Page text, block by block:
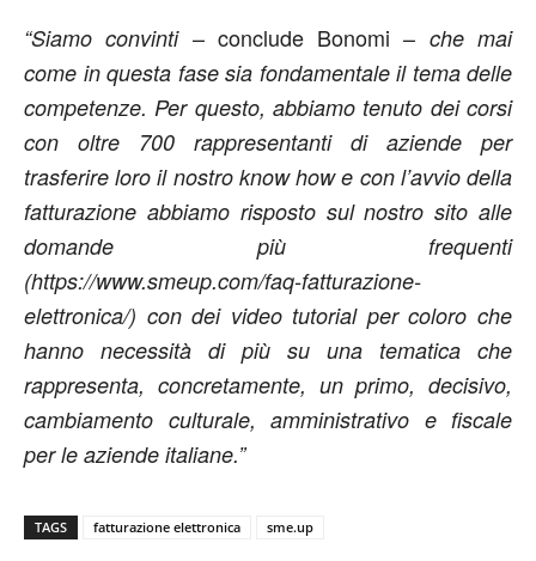
“Siamo convinti– conclude Bonomi – che mai
come in questa fase sia fondamentale il tema delle
competenze. Per questo, abbiamo tenuto dei corsi
con oltre 700 rappresentanti di aziende per
trasferire loro il nostro know how e con l’avvio della
fatturazione abbiamo risposto sul nostro sito alle
domande più frequenti
(https://www.smeup.com/faq-fatturazione-
elettronica/) con dei video tutorial per coloro che
hanno necessità di più su una tematica che
rappresenta, concretamente, un primo, decisivo,
cambiamento culturale, amministrativo e fiscale
per le aziende italiane.”
TAGS fatturazione elettronica sme.up